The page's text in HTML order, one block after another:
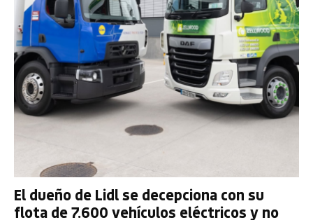
El dueño de Lidl se decepciona con su
flota de 7.600 vehículos eléctricos y no